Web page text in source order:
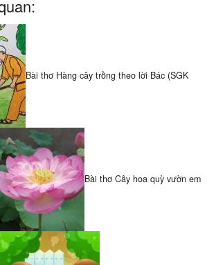
Bài thơ Hàng cây trồng theo lời Bác (SGK
Bài thơ Cây hoa quỳ vườn em